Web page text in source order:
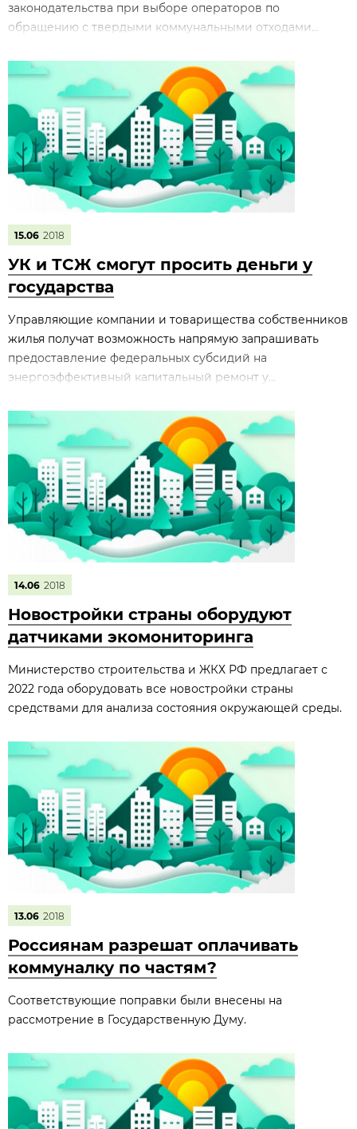
законодательства при выборе операторов по
обращению с твердыми коммунальными отходами...
15.06 2018
УК и ТСЖ смогут просить деньги у
государства
Управляющие компании и товарищества собственников
жилья получат возможность напрямую запрашивать
предоставление федеральных субсидий на
энергоэффективный капитальный ремонт у...
14.06 2018
Новостройки страны оборудуют
датчиками экомониторинга
Министерство строительства и ЖКХ РФ предлагает с
2022 года оборудовать все новостройки страны
средствами для анализа состояния окружающей среды.
13.06 2018
Россиянам разрешат оплачивать
коммуналку по частям?
Соответствующие поправки были внесены на
рассмотрение в Государственную Думу.